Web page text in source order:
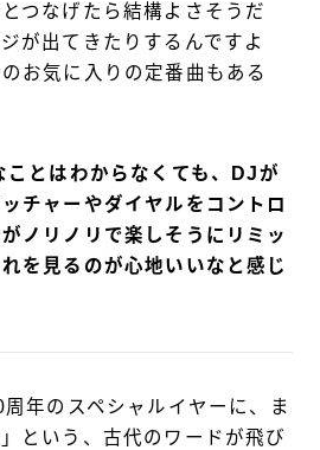
つなげたら結構よさそうだ
が出てきたりするんですよ
お気に入りの定番曲もある
とはわからなくても、DJが
チャーやダイヤルをコントロ
ノリノリで楽しそうにリミッ
を見るのが心地いいなと感じ
年のスペシャルイヤーに、ま
という、古代のワードが飛び